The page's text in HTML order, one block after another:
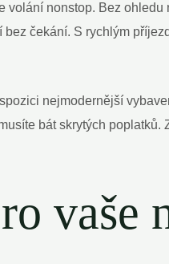
volání nonstop. Bez ohledu
čekání. S rychlým
nejmodernější
bát skrytých
vaše